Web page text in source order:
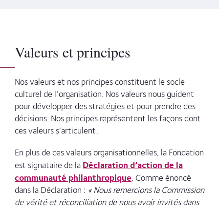
Valeurs et principes
Nos valeurs et nos principes constituent le socle
culturel de l’organisation. Nos valeurs nous guident
pour développer des stratégies et pour prendre des
décisions. Nos principes représentent les façons dont
ces valeurs s’articulent.
En plus de ces valeurs organisationnelles, la Fondation
est signataire de la Déclaration d’action de la
communauté philanthropique. Comme énoncé
dans la Déclaration : « Nous remercions la Commission
de vérité et réconciliation de nous avoir invités dans